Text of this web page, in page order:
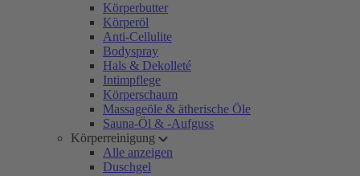
Körperbutter
Körperöl
Anti-Cellulite
Bodyspray
Hals & Dekolleté
Intimpflege
Körperschaum
Massageöle & ätherische Öle
Sauna-Öl & -Aufguss
Körperreinigung
Alle anzeigen
Duschgel